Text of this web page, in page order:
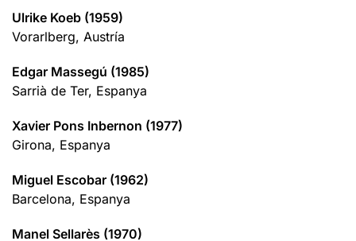
Ulrike Koeb (1959)
Vorarlberg, Austría
Edgar Massegú (1985)
Sarrià de Ter, Espanya
Xavier Pons Inbernon (1977)
Girona, Espanya
Miguel Escobar (1962)
Barcelona, Espanya
Manel Sellarès (1970)